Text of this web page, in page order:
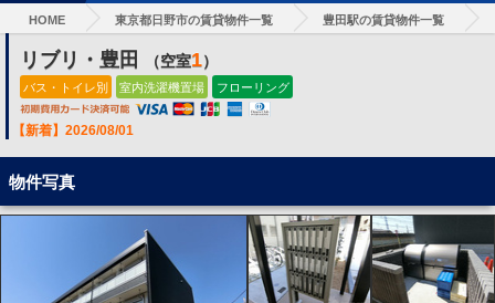
HOME 東京都日野市の賃貸物件一覧 豊田駅の賃貸物件一覧
リブリ・豊田 （空室1）
バス・トイレ別 室内洗濯機置場 フローリング
【新着】2026/08/01
物件写真